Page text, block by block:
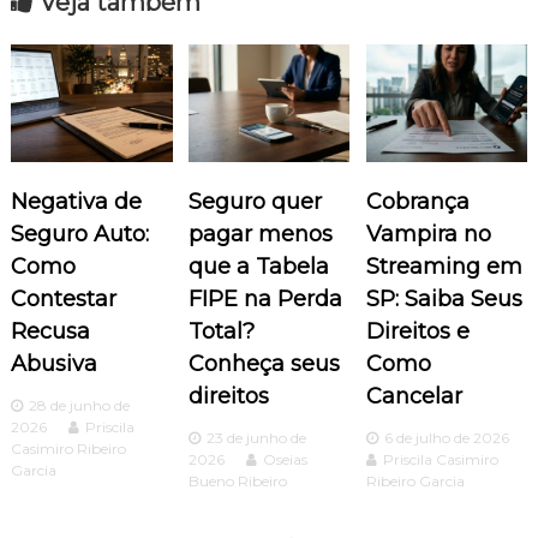
g
a
ç
ã
o
d
e
P
o
Negativa de
Seguro Auto:
Como
Contestar
Recusa
Abusiva
28 de junho de
2026
Priscila
Casimiro Ribeiro
Garcia
Seguro quer
pagar menos
que a Tabela
FIPE na Perda
Total?
Conheça seus
direitos
23 de junho de
2026
Oseias
Bueno Ribeiro
Cobrança
Vampira no
Streaming em
SP: Saiba Seus
Direitos e
Como
Cancelar
6 de julho de 2026
Priscila Casimiro
Ribeiro Garcia